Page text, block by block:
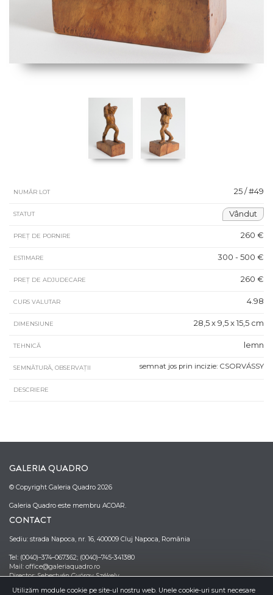
NUMĂR LOT 25 / #49
STATUT Vândut
PREȚ DE PORNIRE 260 €
ESTIMARE 300 - 500 €
PREȚ DE ADJUDECARE 260 €
CURS VALUTAR 4.98
DIMENSIUNE 28,5 x 9,5 x 15,5 cm
TEHNICĂ lemn
SEMNĂTURĂ, OBSERVAȚII semnat jos prin incizie: CSORVÁSSY
DESCRIERE
GALERIA QUADRO
© Copyright Galeria Quadro 2026
Galeria Quadro este membru ACOAR.
CONTACT
Sediu: strada Napoca, nr. 16, 400009 Cluj Napoca, România
Tel: (0040)–374–067362; (0040)–745-341380
Mail: office@galeriaquadro.ro
Director: Sebestyén György Székely
NEWSLETTER
Utilizăm module cookie pe site-ul nostru web. Unele cookie-uri sunt necesare